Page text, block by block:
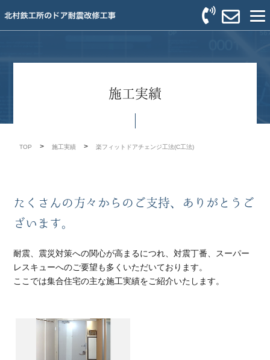
施工実績
TOP > 施工実績 > 楽フィットドアチェンジ工法(C工法)
たくさんの方々からのご支持、ありがとうご
ざいます。
耐震、震災対策への関心が高まるにつれ、対震丁番、スーパー
レスキューへのご要望も多くいただいております。
ここでは集合住宅の主な施工実績をご紹介いたします。